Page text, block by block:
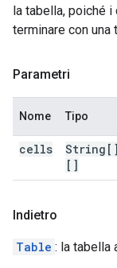
la tabella, poiché
terminare con una
Parametri
Nome Tipo
cells
String[]
[]
Indietro
Table : la tabella